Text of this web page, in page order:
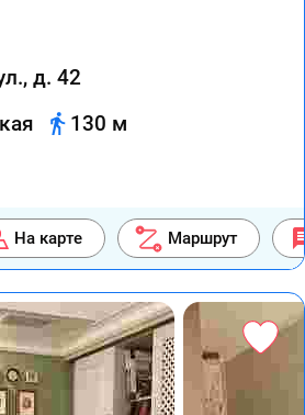
д. 42
130 м
На карте Маршрут